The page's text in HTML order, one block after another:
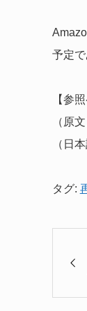
予定で
【参
（原文
（日
タグ: